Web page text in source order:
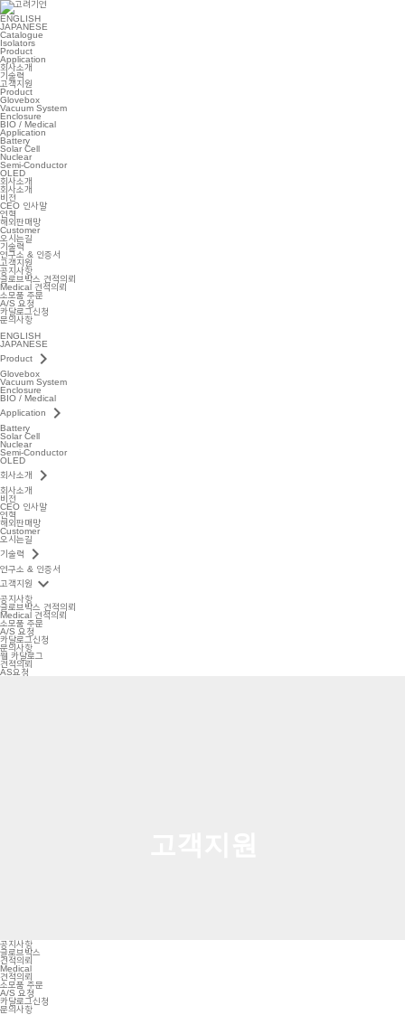
ENGLISH
JAPANESE
Catalogue
Isolators
Product
Application
회사소개
기술력
고객지원
Product
Glovebox
Vacuum System
Enclosure
BIO / Medical
Application
Battery
Solar Cell
Nuclear
Semi-Conductor
OLED
회사소개
회사소개
비전
CEO 인사말
연혁
해외판매망
Customer
오시는길
기술력
연구소 & 인증서
고객지원
공지사항
글로브박스 견적의뢰
Medical 견적의뢰
소모품 주문
A/S 요청
카달로그신청
문의사항
ENGLISH
JAPANESE
Product
keyboard_arrow_right
Glovebox
Vacuum System
Enclosure
BIO / Medical
Application
keyboard_arrow_right
Battery
Solar Cell
Nuclear
Semi-Conductor
OLED
회사소개
keyboard_arrow_right
회사소개
비전
CEO 인사말
연혁
해외판매망
Customer
오시는길
기술력
keyboard_arrow_right
연구소 & 인증서
고객지원
keyboard_arrow_down
공지사항
글로브박스 견적의뢰
Medical 견적의뢰
소모품 주문
A/S 요청
카달로그신청
문의사항
웹 카달로그
견적의뢰
AS요청
공지사항
글로브박스
견적의뢰
Medical
견적의뢰
소모품 주문
A/S 요청
카달로그신청
문의사항